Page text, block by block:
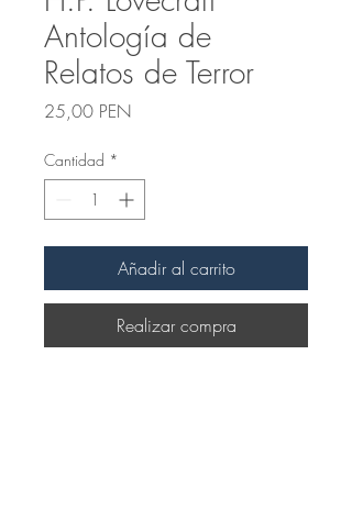
Antología de
Relatos de Terror
25,00 PENPrecio
Cantidad *
Añadir al carrito
Realizar compra